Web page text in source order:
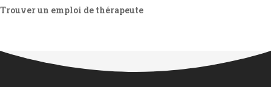
Trouver un emploi de thérapeute